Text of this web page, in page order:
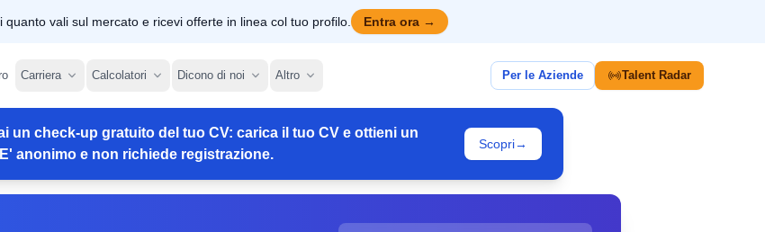
quanto vali sul mercato e ricevi offerte in linea col tuo profilo. Entra ora →
Carriera Calcolatori Dicono di noi Altro Per le Aziende Talent Radar
un check-up gratuito del tuo CV: carica il tuo CV e ottieni un
anonimo e non richiede registrazione.
Scopri→